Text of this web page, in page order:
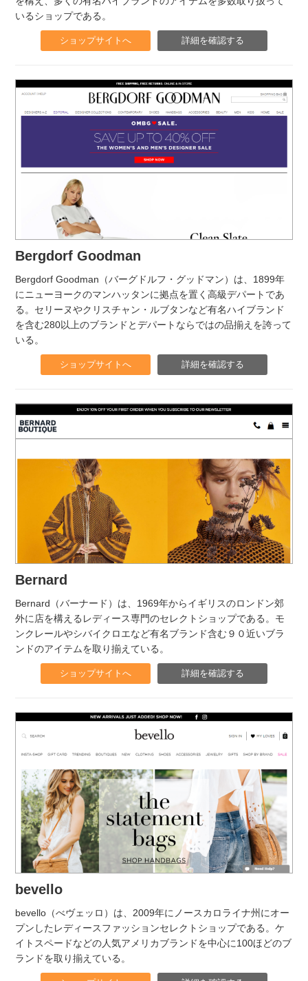
いるショップである。
ショップサイトへ 詳細を確認する
Bergdorf Goodman
Bergdorf Goodman（バーグドルフ・グッドマン）は、1899年
にニューヨークのマンハッタンに拠点を置く高級デパートであ
る。セリーヌやクリスチャン・ルブタンなど有名ハイブランド
を含む280以上のブランドとデパートならではの品揃えを誇って
いる。
ショップサイトへ 詳細を確認する
Bernard
Bernard（バーナード）は、1969年からイギリスのロンドン郊
外に店を構えるレディース専門のセレクトショップである。モ
ンクレールやシバイクロエなど有名ブランド含む９０近いブラ
ンドのアイテムを取り揃えている。
ショップサイトへ 詳細を確認する
bevello
bevello（べヴェッロ）は、2009年にノースカロライナ州にオー
プンしたレディースファッションセレクトショップである。ケ
イトスペードなどの人気アメリカブランドを中心に100ほどのブ
ランドを取り揃えている。